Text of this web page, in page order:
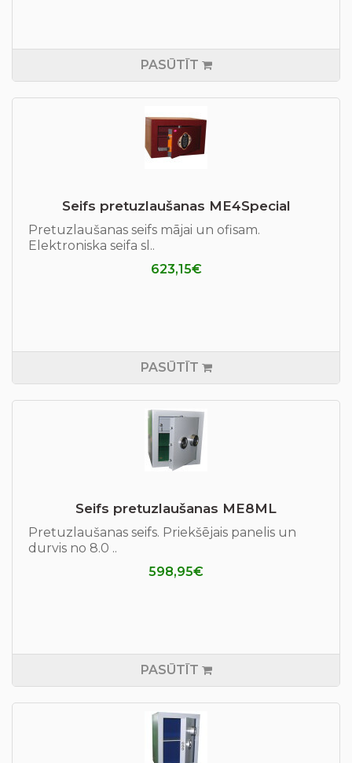
PASŪTĪT
Seifs pretuzlaušanas ME4Special
Pretuzlaušanas seifs mājai un ofisam.
Elektroniska seifa sl..
623,15€
PASŪTĪT
Seifs pretuzlaušanas ME8ML
Pretuzlaušanas seifs. Priekšējais panelis un
durvis no 8.0 ..
598,95€
PASŪTĪT